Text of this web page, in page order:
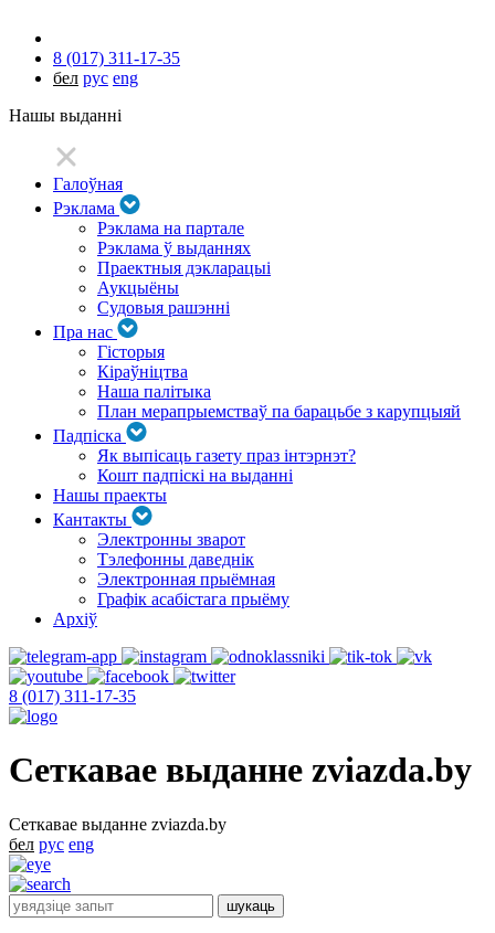
8 (017) 311-17-35
бел рус eng
Нашы выданні
Галоўная
Рэклама
Рэклама на партале
Рэклама ў выданнях
Праектныя дэкларацыі
Аукцыёны
Судовыя рашэнні
Пра нас
Гісторыя
Кіраўніцтва
Наша палітыка
План мерапрыемстваў па барацьбе з карупцыяй
Падпіска
Як выпісаць газету праз інтэрнэт?
Кошт падпіскі на выданні
Нашы праекты
Кантакты
Электронны зварот
Тэлефонны даведнік
Электронная прыёмная
Графік асабістага прыёму
Архіў
8 (017) 311-17-35
Сеткавае выданне zviazda.by
Сеткавае выданне zviazda.by
бел рус eng